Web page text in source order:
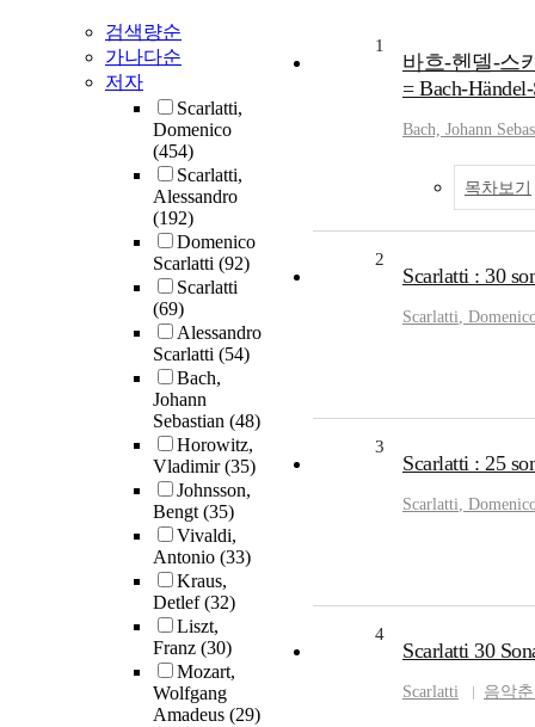
검색량순
가나다순
저자
Scarlatti,
Domenico
(454)
Scarlatti,
Alessandro
(192)
Domenico
Scarlatti (92)
Scarlatti
(69)
Alessandro
Scarlatti (54)
Bach,
Johann
Sebastian (48)
Horowitz,
Vladimir(35)
Johnsson,
Bengt(35)
Vivaldi,
Antonio (33)
Kraus,
Detlef(32)
Liszt,
Franz (30)
Mozart,
Wolfgang
Amadeus (29)
1
바흐-헨델-스
= Bach-
Bach, Johann
목차보기
2
Scarlatti : 30
Scarlatti,
3
Scarlatti : 25
Scarlatti,
4
Scarlatti 30
Scarlatti 음악